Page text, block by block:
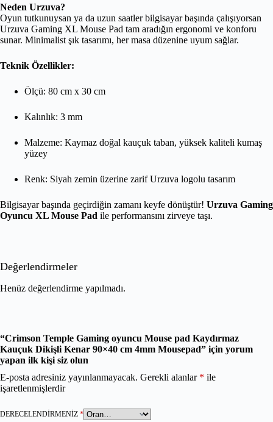
Neden Urzuva?
Oyun tutkunuysan ya da uzun saatler bilgisayar başında çalışıyorsan
Urzuva Gaming XL Mouse Pad tam aradığın ergonomi ve konforu
sunar. Minimalist şık tasarımı, her masa düzenine uyum sağlar.
Teknik Özellikler:
Ölçü: 80 cm x 30 cm
Kalınlık: 3 mm
Malzeme: Kaymaz doğal kauçuk taban, yüksek kaliteli kumaş
yüzey
Renk: Siyah zemin üzerine zarif Urzuva logolu tasarım
Bilgisayar başında geçirdiğin zamanı keyfe dönüştür! Urzuva Gaming
Oyuncu XL Mouse Pad ile performansını zirveye taşı.
Değerlendirmeler
Henüz değerlendirme yapılmadı.
“Crimson Temple Gaming oyuncu Mouse pad Kaydırmaz
Kauçuk Dikişli Kenar 90×40 cm 4mm Mousepad” için yorum
yapan ilk kişi siz olun
E-posta adresiniz yayınlanmayacak. Gerekli alanlar * ile
işaretlenmişlerdir
DERECELENDIRMENIZ *